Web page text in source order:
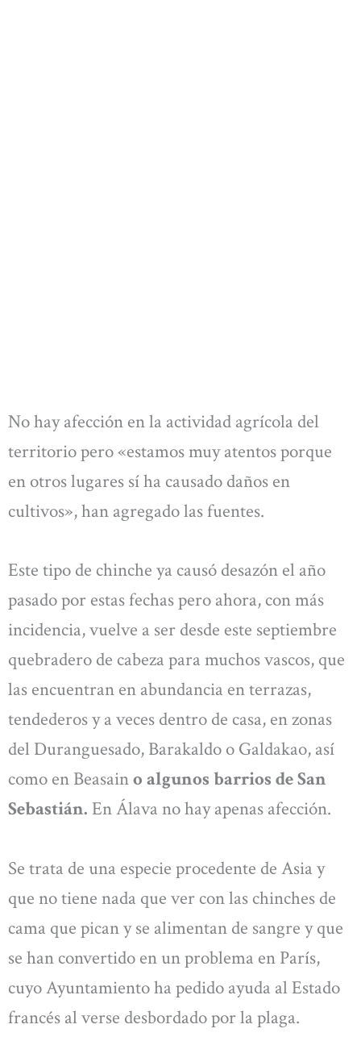
No hay afección en la actividad agrícola del
territorio pero «estamos muy atentos porque
en otros lugares sí ha causado daños en
cultivos», han agregado las fuentes.
Este tipo de chinche ya causó desazón el año
pasado por estas fechas pero ahora, con más
incidencia, vuelve a ser desde este septiembre
quebradero de cabeza para muchos vascos, que
las encuentran en abundancia en terrazas,
tendederos y a veces dentro de casa, en zonas
del Duranguesado, Barakaldo o Galdakao, así
como en Beasaino algunos barrios de San
Sebastián. En Álava no hay apenas afección.
Se trata de una especie procedente de Asia y
que no tiene nada que ver con las chinches de
cama que pican y se alimentan de sangre y que
se han convertido en un problema en París,
cuyo Ayuntamiento ha pedido ayuda al Estado
francés al verse desbordado por la plaga.